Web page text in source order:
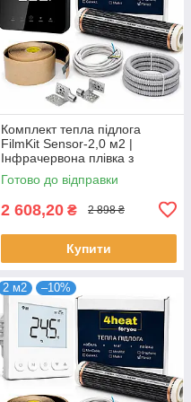
Комплект тепла підлога
FilmKit Sensor-2,0 м2 |
Інфрачервона плівка з
терморегулятором 4HEAT
Готово до відправки
2 608,20 ₴ 2 898 ₴
Купити
2 м2 –10%